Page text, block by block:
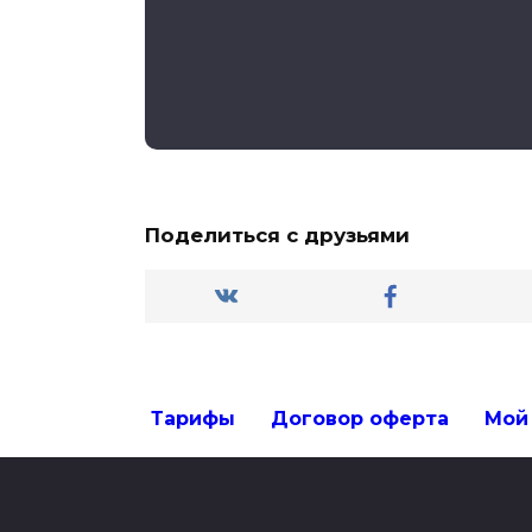
Поделиться с друзьями
Тарифы Договор оферта Мой